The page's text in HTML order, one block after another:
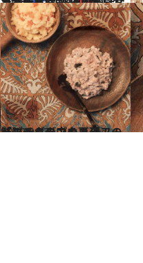
2022.9.23
『ゴールデンカムイ』の 鮭のチタタプを再現！ 【マンガの中のあのフード】
グルメ